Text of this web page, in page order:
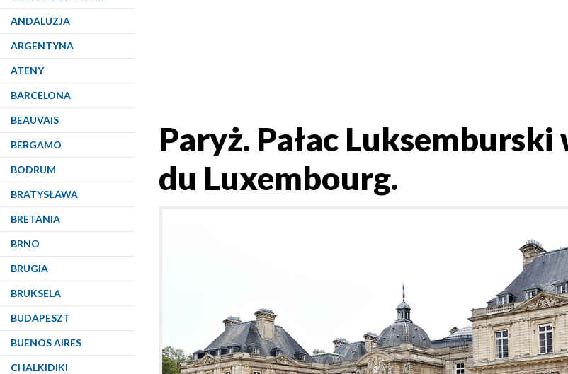
ANDALUZJA
ARGENTYNA
ATENY
BARCELONA
BEAUVAIS
BERGAMO
BODRUM
BRATYSŁAWA
BRETANIA
BRNO
BRUGIA
BRUKSELA
BUDAPESZT
BUENOS AIRES
CHALKIDIKI
Paryż. Pałac Luksemburski
du Luxembourg.